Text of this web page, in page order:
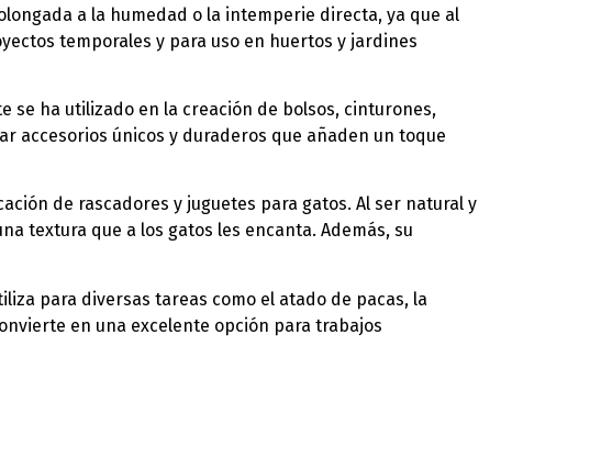
a la humedad o la intemperie directa, ya que al
temporales y para uso en huertos y jardines
se ha utilizado en la creación de bolsos, cinturones,
accesorios únicos y duraderos que añaden un toque
de rascadores y juguetes para gatos. Al ser natural y
textura que a los gatos les encanta. Además, su
para diversas tareas como el atado de pacas, la
en una excelente opción para trabajos